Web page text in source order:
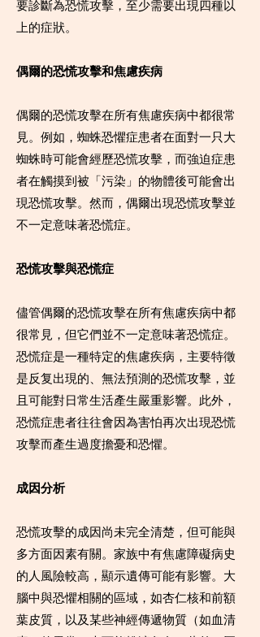
要診斷為恐慌攻擊，至少需要出現四種以
上的症狀。
偶爾的恐慌攻擊和焦慮疾病
偶爾的恐慌攻擊在所有焦慮疾病中都很常
見。例如，蜘蛛恐懼症患者在面對一只大
蜘蛛時可能會經歷恐慌攻擊，而強迫症患
者在觸摸到被「污染」的物體後可能會出
現恐慌攻擊。然而，偶爾出現恐慌攻擊並
不一定意味著恐慌症。
恐慌攻擊與恐慌症
儘管偶爾的恐慌攻擊在所有焦慮疾病中都
很常見，但它們並不一定意味著恐慌症。
恐慌症是一種特定的焦慮疾病，主要特徵
是反复出現的、無法預測的恐慌攻擊，並
且可能對日常生活產生嚴重影響。此外，
恐慌症患者往往會因為害怕再次出現恐慌
攻擊而產生過度擔憂和恐懼。
成因分析
恐慌攻擊的成因尚未完全清楚，但可能與
多方面因素有關。家族中有焦慮障礙病史
的人風險較高，顯示遺傳可能有影響。大
腦中與恐懼相關的區域，如杏仁核和前額
葉皮質，以及某些神經傳遞物質（如血清